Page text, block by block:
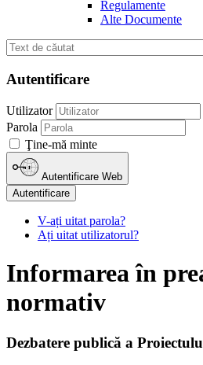
Regulamente
Alte Documente
Autentificare
Utilizator
Parola
Ţine-mă minte
Autentificare Web
Autentificare
V-ați uitat parola?
Ați uitat utilizatorul?
Informarea în
normativ
Dezbatere publică a